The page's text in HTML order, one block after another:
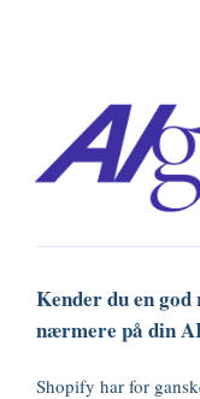
Kender du en
nærmere på din
Shopify har for